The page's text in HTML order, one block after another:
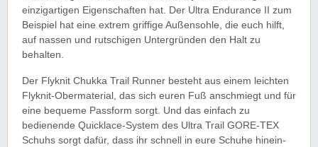
einzigartigen Eigenschaften hat. Der Ultra Endurance II zum
Beispiel hat eine extrem griffige Außensohle, die euch hilft,
auf nassen und rutschigen Untergründen den Halt zu
behalten.
Der Flyknit Chukka Trail Runner besteht aus einem leichten
Flyknit-Obermaterial, das sich euren Fuß anschmiegt und für
eine bequeme Passform sorgt. Und das einfach zu
bedienende Quicklace-System des Ultra Trail GORE-TEX
Schuhs sorgt dafür, dass ihr schnell in eure Schuhe hinein-